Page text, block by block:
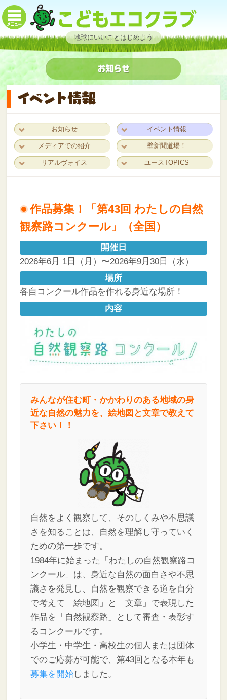
地球にいいことはじめよう
お知らせ イベント情報
メディアでの紹介 壁新聞道場！
リアルヴォイス ユースTOPICS
作品募集！「第43回 わたしの自然
観察路コンクール」（全国）
開催日
2026年6月 1日（月）〜2026年9月30日（水）
場所
各自コンクール作品を作れる身近な場所！
内容
みんなが住む町・かかわりのある地域の身
近な自然の魅力を、絵地図と文章で教えて
下さい！！
自然をよく観察して、そのしくみや不思議
さを知ることは、自然を理解し守っていく
ための第一歩です。
1984年に始まった「わたしの自然観察路コ
ンクール」は、身近な自然の面白さや不思
議さを発見し、自然を観察できる道を自分
で考えて「絵地図」と「文章」で表現した
作品を「自然観察路」として審査・表彰す
るコンクールです。
小学生・中学生・高校生の個人または団体
でのご応募が可能で、第43回となる本年も
募集を開始しました。